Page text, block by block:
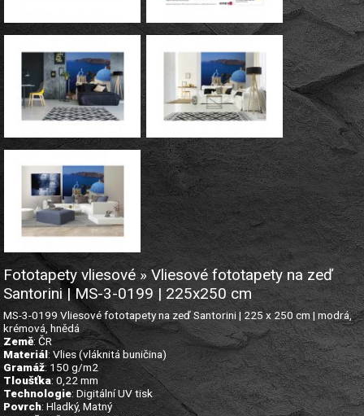
Fototapety vliesové » Vliesové fototapety na zeď
Santorini | MS-3-0199 | 225x250 cm
MS-3-0199 Vliesové fototapety na zeď Santorini | 225 x 250 cm | modrá,
krémová, hnědá
Země: ČR
Materiál: Vlies (vláknitá buničina)
Gramáž: 150 g/m2
Tloušťka: 0,22 mm
Technologie: Digitální UV tisk
Povrch: Hladký, Matný